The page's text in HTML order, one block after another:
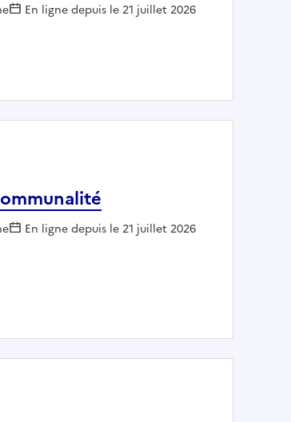
En ligne depuis le 21 juillet 2026
« Domanialité publique »
En ligne depuis le 21 juillet 2026